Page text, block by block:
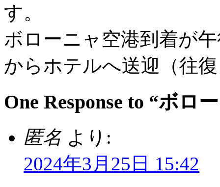
す。
ボローニャ空港到着が
からホテルへ送迎（往
One Response to “ボロ
匿名 より:
2024年3月25日 15:42